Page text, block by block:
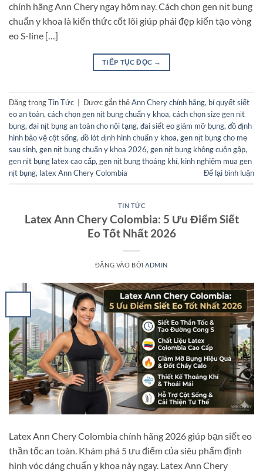
chính hãng Ann Chery ngay hôm nay. Cách chọn gen nịt bụng
chuẩn y khoa là kiến thức cốt lõi giúp phái đẹp kiến tạo vòng
eo S-line […]
TIẾP TỤC ĐỌC →
Đăng trongTin Tức Được gắn thẻAnn Chery chính hãng, bí quyết siết
eo an toàn,cách chọn gen nịt bụng chuẩn y khoa,cách chọn size gen nịt
bụng,đai nịt bụng an toàn cho nội tạng,đai siết eo giảm mỡ bụng,đồ định
hình bảo vệ cột sống,đồ lót định hình chuẩn y khoa,gen nịt bụng cho mẹ
sau sinh,gen nịt bụng chuẩn y khoa 2026,gen nịt bụng không cuộn gập,
gen nịt bụng latex cao cấp,gen nịt bụng thoáng khí, kinh nghiệm mua gen
nịt bụng, latex Ann Chery Colombia Để lại bình luận
TIN TỨC
Latex Ann Chery Colombia: 5 Ưu Điểm Siết
Eo Tốt Nhất 2026
ĐĂNG VÀO BỞIADMIN
Latex Ann Chery Colombia chính hãng 2026 giúp bạn siết eo
thần tốc an toàn. Khám phá 5 ưu điểm của siêu phẩm định
hình vóc dáng chuẩn y khoa này ngay. Latex Ann Chery